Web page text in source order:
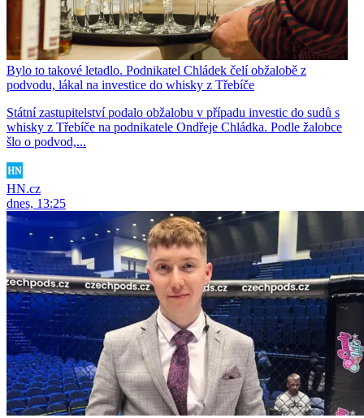
Bylo to takové letadlo. Podnikatel Chládek čelí obžalobě z
podvodu, lákal na investice do whisky z Třebíče
Státní zastupitelství podalo obžalobu v případu investic do sudů s
whisky z Třebíče na podnikatele Ondřeje Chládka. Podle žalobce
šlo o podvod,...
HN.cz
dnes, 13:25